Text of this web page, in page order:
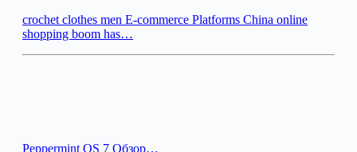
crochet clothes men E-commerce Platforms China online
shopping boom has…
Peppermint OS 7 Обзор…